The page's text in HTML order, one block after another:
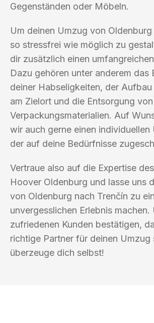
Gegenständen oder Möbeln.
Um deinen Umzug von
so stressfrei wie möglich zu
dir zusätzlich einen
Dazu gehören unter anderem das
deiner Habseligkeiten, der
am Zielort und die Entsorgung von
Verpackungsmaterialien. Auf
wir auch gerne einen individuellen
der auf deine Bedürfnisse
Vertraue also auf die Expertise
Hoover Oldenburg und lasse uns
von Oldenburg nach Trenčín zu
unvergesslichen Erlebnis machen.
zufriedenen Kunden bestätigen,
richtige Partner für deinen Umzug
überzeuge dich selbst!